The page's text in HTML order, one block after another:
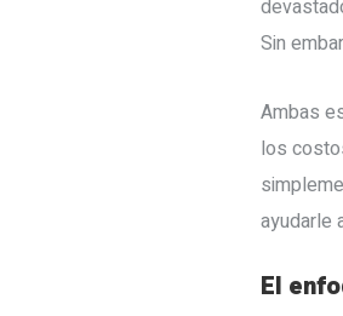
Sin
Ambas
los
ayudarle
El